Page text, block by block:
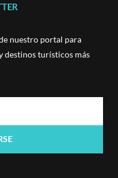
nuestro portal para
destinos turísticos más